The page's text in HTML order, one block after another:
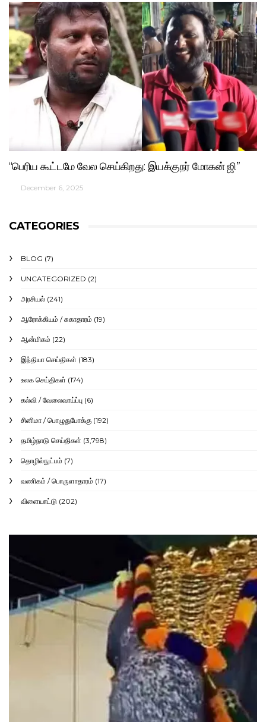
“பெரிய கூட்டமே வேல செய்கிறது: இயக்குநர் மோகன் ஜி”
December 6, 2025
CATEGORIES
BLOG (7)
UNCATEGORIZED (2)
அரசியல் (241)
ஆரோக்கியம் / சுகாதாரம் (19)
ஆன்மிகம் (22)
இந்தியா செய்திகள் (183)
உலக செய்திகள் (174)
கல்வி / வேலைவாய்ப்பு (6)
சினிமா / பொழுதுபோக்கு (192)
தமிழ்நாடு செய்திகள் (3,798)
தொழில்நுட்பம் (7)
வணிகம் / பொருளாதாரம் (17)
விளையாட்டு (202)
வீதியுலாவின் போது பில்டர் காபியை
ரசித்து ருசித்த ராமநாதசுவாமி கோயில்